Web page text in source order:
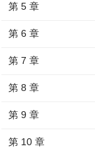
第 5 章
第 6 章
第 7 章
第 8 章
第 9 章
第 10 章